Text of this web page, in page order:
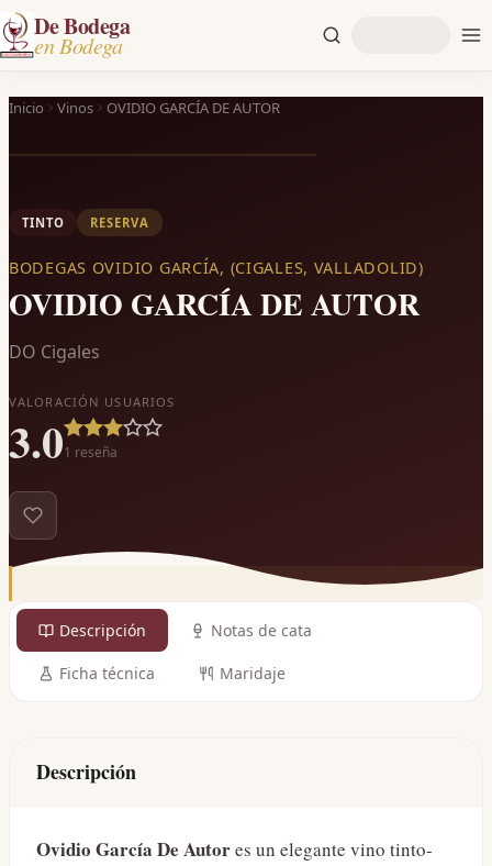
De Bodega
en Bodega
Inicio Vinos OVIDIO GARCÍA DE AUTOR
TINTO RESERVA
BODEGAS OVIDIO GARCÍA, (CIGALES, VALLADOLID)
OVIDIO GARCÍA DE AUTOR
DO Cigales
VALORACIÓN USUARIOS
3.01 reseña
Descripción Notas de cata
Ficha técnica Maridaje
Descripción
Ovidio García De Autores un elegante vino tinto-